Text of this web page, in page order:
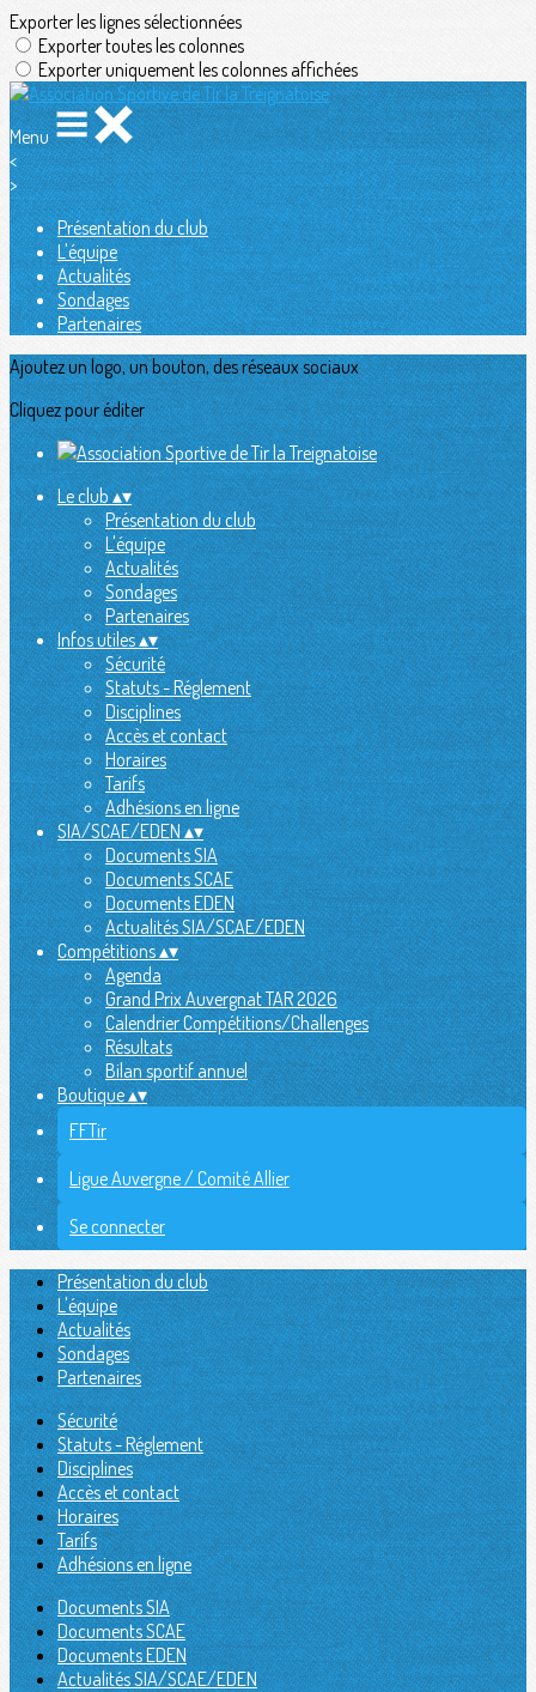
Exporter les lignes sélectionnées
Exporter toutes les colonnes
Exporter uniquement les colonnes affichées
Menu
<
>
Présentation du club
L'équipe
Actualités
Sondages
Partenaires
Ajoutez un logo, un bouton, des réseaux sociaux
Cliquez pour éditer
Le club▴▾
Présentation du club
L'équipe
Actualités
Sondages
Partenaires
Infos utiles▴▾
Sécurité
Statuts - Réglement
Disciplines
Accès et contact
Horaires
Tarifs
Adhésions en ligne
SIA/SCAE/EDEN▴▾
Documents SIA
Documents SCAE
Documents EDEN
Actualités SIA/SCAE/EDEN
Compétitions▴▾
Agenda
Grand Prix Auvergnat TAR 2026
Calendrier Compétitions/Challenges
Résultats
Bilan sportif annuel
Boutique▴▾
FFTir
Ligue Auvergne / Comité Allier
Se connecter
Présentation du club
L'équipe
Actualités
Sondages
Partenaires
Sécurité
Statuts - Réglement
Disciplines
Accès et contact
Horaires
Tarifs
Adhésions en ligne
Documents SIA
Documents SCAE
Documents EDEN
Actualités SIA/SCAE/EDEN